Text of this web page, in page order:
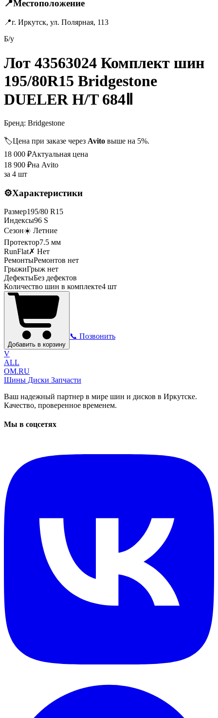
📍Местоположение
📍г. Иркутск, ул. Полярная, 113
Б/у
Лот 43563024 Комплект шин
195/80R15 Bridgestone
DUELER H/T 684Ⅱ
Бренд: Bridgestone
🏷️Цена при заказе через Avito выше на 5%.
18 000 ₽Актуальная цена
18 900 ₽на Avito
за 4 шт
⚙️Характеристики
Размер195/80 R15
Индексы96 S
Сезон☀️ Летние
Протектор7.5 мм
RunFlat✗ Нет
РемонтыРемонтов нет
ГрыжиГрыж нет
ДефектыБез дефектов
Количество шин в комплекте4 шт
Добавить в корзину
📞 Позвонить
V
ALL
OM.RU
Шины Диски Запчасти
Ваш надежный партнер в мире шин и дисков в Иркутске.
Качество, проверенное временем.
Мы в соцсетях